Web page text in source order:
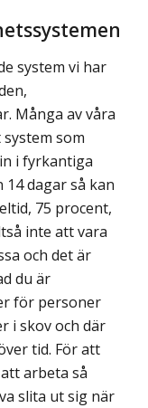
system vi har
Många av våra
som
i fyrkantiga
dagar så kan
75 procent,
inte att vara
och det är
du är
för personer
i skov och där
tid. För att
arbeta så
slita ut sig när